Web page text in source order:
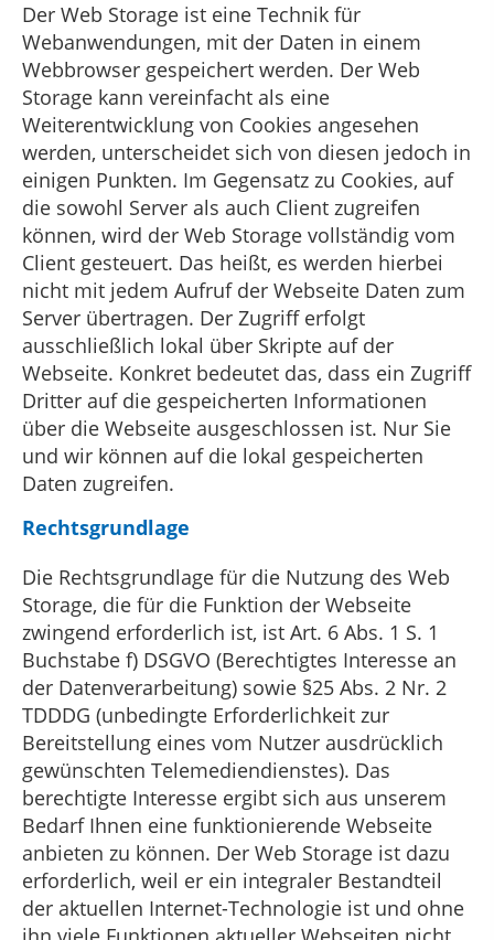
Der Web Storage ist eine Technik für
Webanwendungen, mit der Daten in einem
Webbrowser gespeichert werden. Der Web
Storage kann vereinfacht als eine
Weiterentwicklung von Cookies angesehen
werden, unterscheidet sich von diesen jedoch in
einigen Punkten. Im Gegensatz zu Cookies, auf
die sowohl Server als auch Client zugreifen
können, wird der Web Storage vollständig vom
Client gesteuert. Das heißt, es werden hierbei
nicht mit jedem Aufruf der Webseite Daten zum
Server übertragen. Der Zugriff erfolgt
ausschließlich lokal über Skripte auf der
Webseite. Konkret bedeutet das, dass ein Zugriff
Dritter auf die gespeicherten Informationen
über die Webseite ausgeschlossen ist. Nur Sie
und wir können auf die lokal gespeicherten
Daten zugreifen.
Rechtsgrundlage
Die Rechtsgrundlage für die Nutzung des Web
Storage, die für die Funktion der Webseite
zwingend erforderlich ist, ist Art. 6 Abs. 1 S. 1
Buchstabe f) DSGVO (Berechtigtes Interesse an
der Datenverarbeitung) sowie §25 Abs. 2 Nr. 2
TDDDG (unbedingte Erforderlichkeit zur
Bereitstellung eines vom Nutzer ausdrücklich
gewünschten Telemediendienstes). Das
berechtigte Interesse ergibt sich aus unserem
Bedarf Ihnen eine funktionierende Webseite
anbieten zu können. Der Web Storage ist dazu
erforderlich, weil er ein integraler Bestandteil
der aktuellen Internet-Technologie ist und ohne